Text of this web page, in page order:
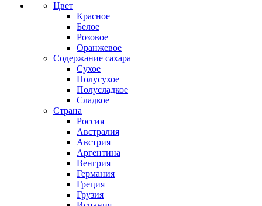
Цвет
Красное
Белое
Розовое
Оранжевое
Содержание сахара
Сухое
Полусухое
Полусладкое
Сладкое
Страна
Россия
Австралия
Австрия
Аргентина
Венгрия
Германия
Греция
Грузия